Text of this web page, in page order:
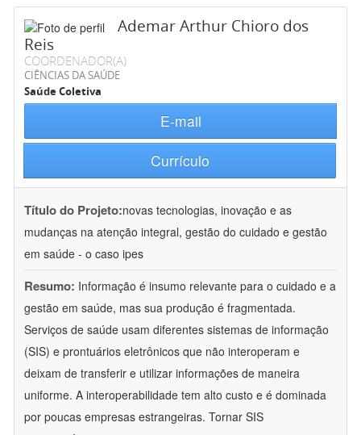
Ademar Arthur Chioro dos
Reis
COORDENADOR(A)
CIÊNCIAS DA SAÚDE
Saúde Coletiva
E-mail
Currículo
Título do Projeto:novas tecnologias, inovação e as
mudanças na atenção integral, gestão do cuidado e gestão
em saúde - o caso ipes
Resumo: Informação é insumo relevante para o cuidado e a
gestão em saúde, mas sua produção é fragmentada.
Serviços de saúde usam diferentes sistemas de informação
(SIS) e prontuários eletrônicos que não interoperam e
deixam de transferir e utilizar informações de maneira
uniforme. A interoperabilidade tem alto custo e é dominada
por poucas empresas estrangeiras. Tornar SIS